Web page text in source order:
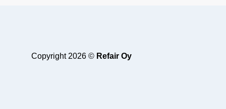
Copyright 2026 © Refair Oy